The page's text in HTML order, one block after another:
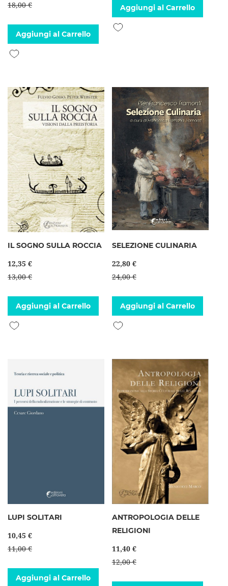
18,00 €
Aggiungi al Carrello
Aggiungi alla lista desideri
Aggiungi al Carrello
Aggiungi alla lista desideri
IL SOGNO SULLA ROCCIA
12,35 €
13,00 €
Aggiungi al Carrello
Aggiungi alla lista desideri
SELEZIONE CULINARIA
22,80 €
24,00 €
Aggiungi al Carrello
Aggiungi alla lista desideri
LUPI SOLITARI
10,45 €
11,00 €
Aggiungi al Carrello
ANTROPOLOGIA DELLE
RELIGIONI
11,40 €
12,00 €